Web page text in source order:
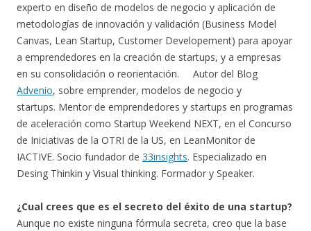
experto en diseño de modelos de negocio y aplicación de
metodologías de innovación y validación (Business Model
Canvas, Lean Startup, Customer Developement) para apoyar
a emprendedores en la creación de startups, y a empresas
en su consolidación o reorientación. Autor del Blog
Advenio, sobre emprender, modelos de negocio y
startups. Mentor de emprendedores y startups en programas
de aceleración como Startup Weekend NEXT, en el Concurso
de Iniciativas de la OTRI de la US, en LeanMonitor de
IACTIVE. Socio fundador de 33insights. Especializado en
Desing Thinkin y Visual thinking. Formador y Speaker.
¿Cual crees que es el secreto del éxito de una startup?
Aunque no existe ninguna fórmula secreta, creo que la base